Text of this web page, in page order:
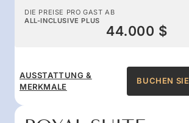
DIE PREISE PRO GAST AB
ALL-INCLUSIVE PLUS
44.000 $
AUSSTATTUNG &
MERKMALE
BUCHEN